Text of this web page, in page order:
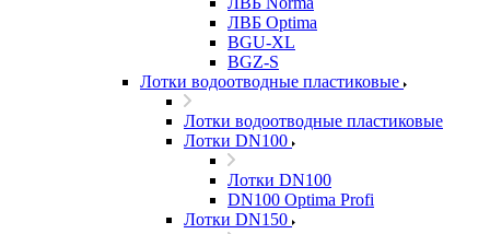
ЛВБ Optima
BGU-XL
BGZ-S
Лотки водоотводные пластиковые
Лотки водоотводные пластиковые
Лотки DN100
Лотки DN100
DN100 Optima Profi
Лотки DN150